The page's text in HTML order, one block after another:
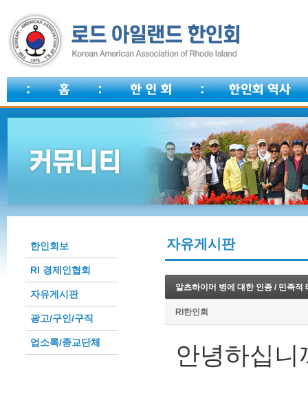
한인회보
RI 경제인협회
자유게시판
광고/구인/구직
업소록/종교단체
자유게시판
알츠하이머 병에 대한 인종 / 민족적
RI한인회
안녕하십니